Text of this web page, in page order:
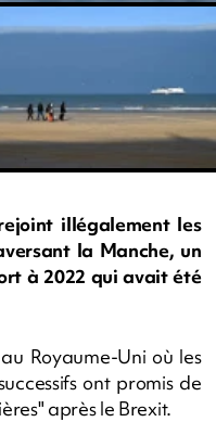
illégalement les
la Manche, un
à 2022 qui avait été
Royaume-Uni où les
ont promis de
après le Brexit.